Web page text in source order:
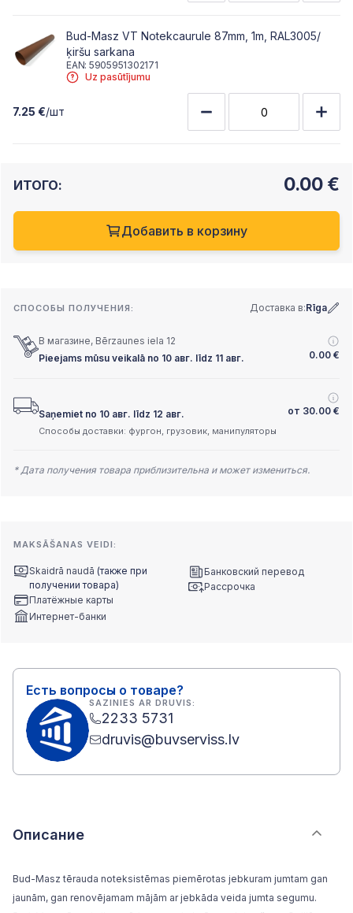
Bud-Masz VT Notekcaurule 87mm, 1m, RAL3005/
ķiršu sarkana
EAN: 5905951302171
Uz pasūtījumu
7.25 €/шт
ИТОГО: 0.00 €
Добавить в корзину
СПОСОБЫ ПОЛУЧЕНИЯ: Доставка в:Rīga
В магазине, Bērzaunes iela 12
Pieejams mūsu veikalā no 10 авг. līdz 11 авг.
0.00 €
Saņemiet no 10 авг. līdz 12 авг. от 30.00 €
Способы доставки: фургон, грузовик, манипуляторы
* Дата получения товара приблизительна и может измениться.
MAKSĀŠANAS VEIDI:
Skaidrā naudā (также при
получении товара)
Платёжные карты
Интернет-банки
Банковский перевод
Рассрочка
Есть вопросы о товаре?
SAZINIES AR DRUVIS:
2233 5731
druvis@buvserviss.lv
Описание
Bud-Masz tērauda noteksistēmas piemērotas jebkuram jumtam gan
jaunām, gan renovējamam mājām ar jebkāda veida jumta segumu.